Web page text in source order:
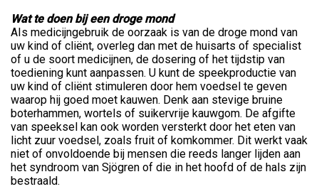
Wat te doen bij een droge mond
AIs medicijngebruik de oorzaak is van de droge mond van
uw kind of cliënt, overleg dan met de huisarts of specialist
of u de soort medicijnen, de dosering of het tijdstip van
toediening kunt aanpassen. U kunt de speekproductie van
uw kind of cliënt stimuleren door hem voedsel te geven
waarop hij goed moet kauwen. Denk aan stevige bruine
boterhammen, wortels of suikervrije kauwgom. De afgifte
van speeksel kan ook worden versterkt door het eten van
licht zuur voedsel, zoals fruit of komkommer. Dit werkt vaak
niet of onvoldoende bij mensen die reeds langer lijden aan
het syndroom van Sjögren of die in het hoofd of de hals zijn
bestraald.